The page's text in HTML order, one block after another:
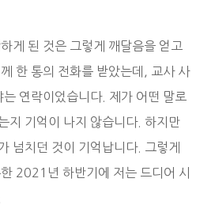
게 된 것은 그렇게 깨달음을 얻고
한 통의 전화를 받았는데, 교사 사
연락이었습니다. 제가 어떤 말로
지 기억이 나지 않습니다. 하지만
넘치던 것이 기억납니다. 그렇게
2021년 하반기에 저는 드디어 시